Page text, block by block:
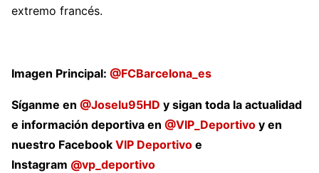
extremo francés.
Imagen Principal: @FCBarcelona_es
Síganme en @Joselu95HD y sigan toda la actualidad
e información deportiva en @VIP_Deportivo y en
nuestro Facebook VIP Deportivo e
Instagram @vp_deportivo